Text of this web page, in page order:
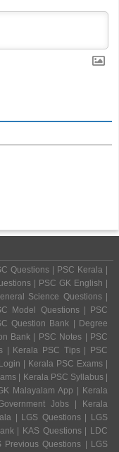
Questions | PSC Kerala |
| PSC GK English |
Science Questions |
Model Questions | PSC
Question Bank | Degree
Bank | PSC Notes | PSC
| Kerala PSC Tips | PSC
| Kerala PSC Exams |
| Kerala PSC Syllabus |
Malayalam App | Kerala
Jobs | Kerala
| LGS Questions | LGS
| KAS Questions | LDC
Previous Questions | LGS